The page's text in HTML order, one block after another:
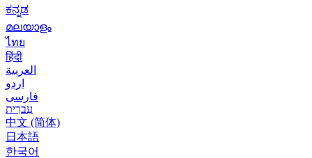
ಕನ್ನಡ
മലയാളം
ไทย
हिंदी
العربية
اردو
فارسی
עִברִית
中文 (简体)
日本語
한국어